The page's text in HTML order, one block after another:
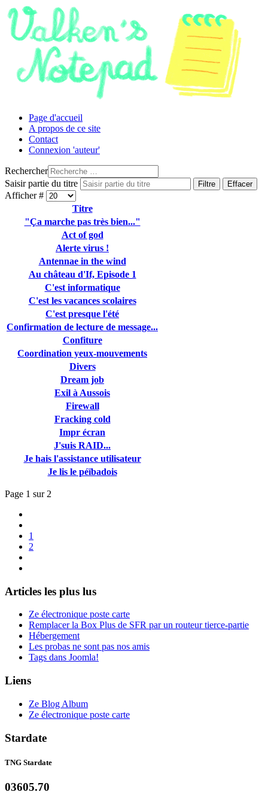
Page d'accueil
A propos de ce site
Contact
Connexion 'auteur'
Rechercher
Saisir partie du titre
Filtre Effacer
Afficher #
Titre
"Ça marche pas très bien..."
Act of god
Alerte virus !
Antennae in the wind
Au château d'If, Episode 1
C'est informatique
C'est les vacances scolaires
C'est presque l'été
Confirmation de lecture de message...
Confiture
Coordination yeux-mouvements
Divers
Dream job
Exil à Aussois
Firewall
Fracking cold
Impr écran
J'suis RAID...
Je hais l'assistance utilisateur
Je lis le péïbadois
Page 1 sur 2
1
2
Articles les plus lus
Ze électronique poste carte
Remplacer la Box Plus de SFR par un routeur tierce-partie
Hébergement
Les probas ne sont pas nos amis
Tags dans Joomla!
Liens
Ze Blog Album
Ze électronique poste carte
Stardate
TNG Stardate
03605.70